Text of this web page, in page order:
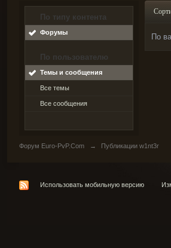
По типу контента
Форумы
По пользователю
Темы и сообщения
Все темы
Все сообщения
По
Форум Euro-PvP.Com → Публикации w1nt3r
Использовать мобильную версию